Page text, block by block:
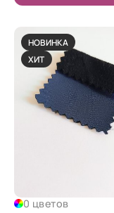
НОВИНКА
ХИТ
0 цветов